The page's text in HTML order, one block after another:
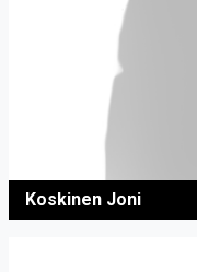
Koskinen Joni